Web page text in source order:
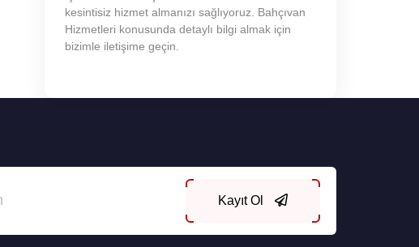
kesintisiz hizmet almanızı sağlıyoruz. Bahçıvan
Hizmetleri konusunda detaylı bilgi almak için
bizimle iletişime geçin.
Kayıt Ol